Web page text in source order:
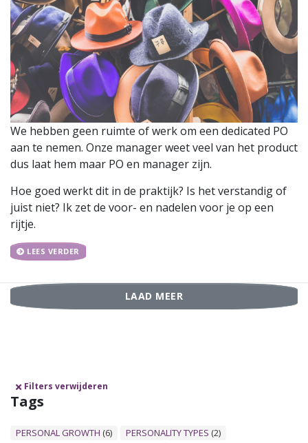
We hebben geen ruimte of werk om een dedicated PO
aan te nemen. Onze manager weet veel van het product
dus laat hem maar PO en manager zijn.
Hoe goed werkt dit in de praktijk? Is het verstandig of
juist niet? Ik zet de voor- en nadelen voor je op een
rijtje.
LEES VERDER
LAAD MEER
Filters verwijderen
Tags
PERSONAL GROWTH (6) PERSONALITY TYPES (2)